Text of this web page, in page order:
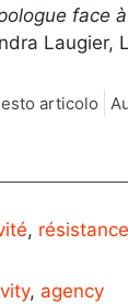
face
Laugier,
articolo
, résistance
, agency